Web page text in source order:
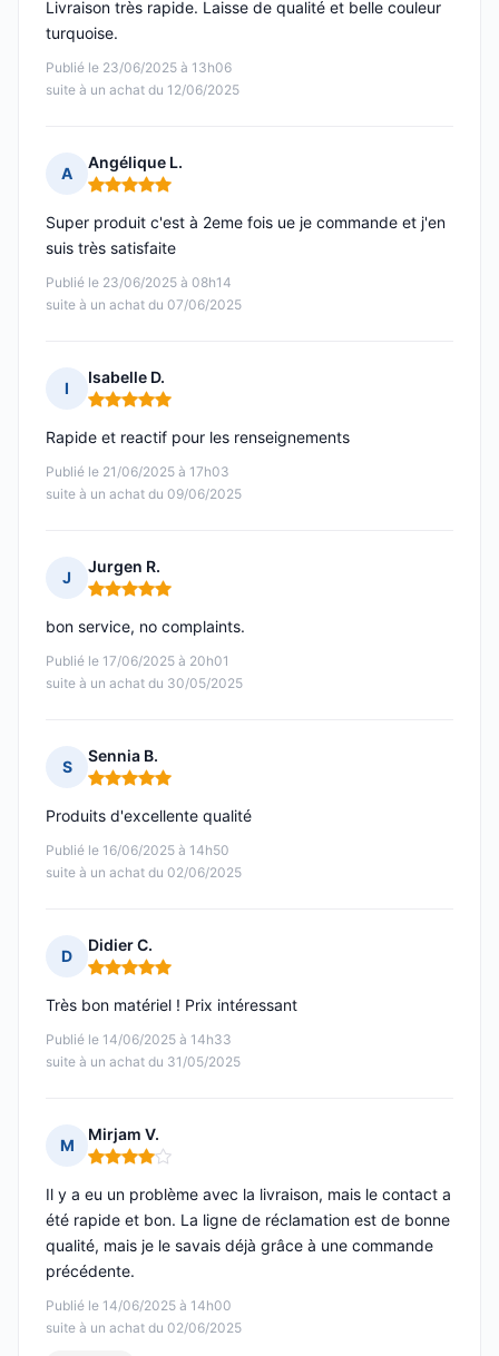
Publié le 23/06/2025 à 13h06
suite à un achat du 12/06/2025
Livraison très rapide. Laisse de qualité et belle couleur
turquoise.
A
Angélique L.
Note : 5 sur 5
Publié le 23/06/2025 à 08h14
suite à un achat du 07/06/2025
Super produit c'est à 2eme fois ue je commande et j'en
suis très satisfaite
I
Isabelle D.
Note : 5 sur 5
Publié le 21/06/2025 à 17h03
suite à un achat du 09/06/2025
Rapide et reactif pour les renseignements
J
Jurgen R.
Note : 5 sur 5
Publié le 17/06/2025 à 20h01
suite à un achat du 30/05/2025
bon service, no complaints.
S
Sennia B.
Note : 5 sur 5
Publié le 16/06/2025 à 14h50
suite à un achat du 02/06/2025
Produits d'excellente qualité
D
Didier C.
Note : 5 sur 5
Publié le 14/06/2025 à 14h33
suite à un achat du 31/05/2025
Très bon matériel ! Prix intéressant
M
Mirjam V.
Note : 4 sur 5
Publié le 14/06/2025 à 14h00
suite à un achat du 02/06/2025
Il y a eu un problème avec la livraison, mais le contact a
été rapide et bon. La ligne de réclamation est de bonne
qualité, mais je le savais déjà grâce à une commande
précédente.